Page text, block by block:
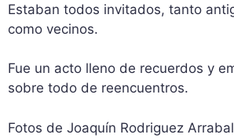
Estaban todos invitados, tanto
como vecinos.
Fue un acto lleno de recuerdos y
sobre todo de reencuentros.
Fotos de Joaquín Rodriguez